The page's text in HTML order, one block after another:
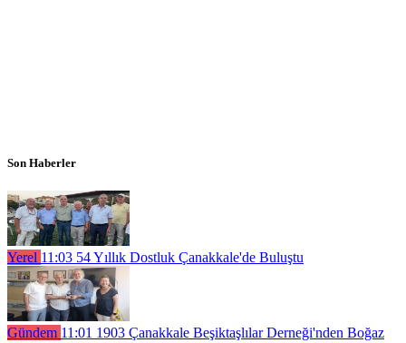
Son Haberler
Yerel 11:03 54 Yıllık Dostluk Çanakkale'de Buluştu
Gündem 11:01 1903 Çanakkale Beşiktaşlılar Derneği'nden Boğaz